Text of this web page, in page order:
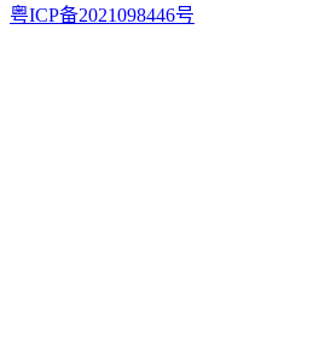
粤ICP备2021098446号